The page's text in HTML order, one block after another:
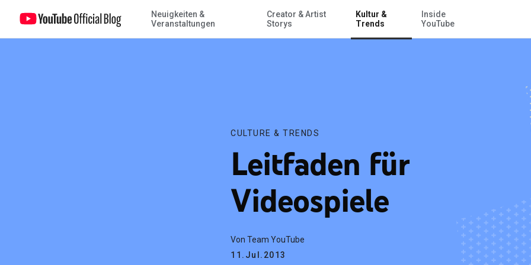
Zum Hauptinhalt springen
Neuigkeiten &
Veranstaltungen
Creator & Artist
Storys
Kultur &
Trends
Inside
YouTube
Leitfaden für Videospiele
CULTURE & TRENDS
Leitfaden für
Videospiele
Von Team YouTube
11.Jul.2013